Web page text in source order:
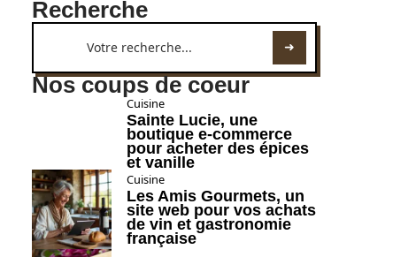
Recherche
Nos coups de coeur
Cuisine
Sainte Lucie, une
boutique e-commerce
pour acheter des épices
et vanille
Cuisine
Les Amis Gourmets, un
site web pour vos achats
de vin et gastronomie
française